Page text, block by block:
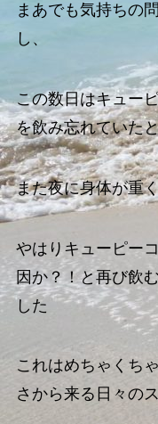
まあでも気持ちの
し、
この数日はキュー
を飲み忘れていた
また夜に身体が重
やはりキューピー
因か？！と再び飲
した
これはめちゃくち
さから来る日々の